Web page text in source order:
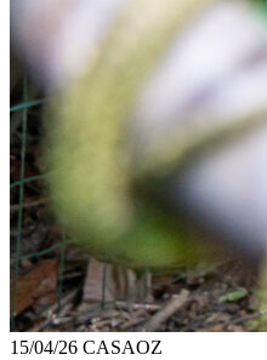
15/04/26 CASAOZ